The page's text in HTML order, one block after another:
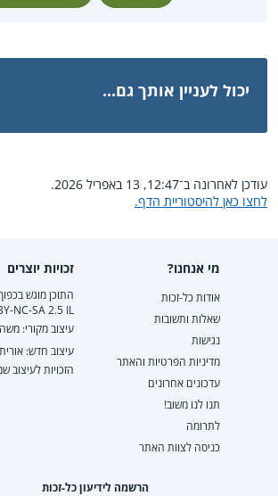
יכול לעניין אותך גם...
עודכן לאחרונה ב־12:47, 13 באפריל 2026.
לחצו כאן להיסטוריית הדף.
מי אנחנו?
אודות כל-זכות
שאלות ותשובות
נגישות
מדיניות הפרטיות והאתר
עדכונים אחרונים
תנו לנו משוב!
לתרומה
כניסה לצוות האתר
זכויות יוצרים
NC-SA 2.5 IL.
עיצוב מקורי:
עיצוב חדש:
הזכויות לעיצוב
הרשמה לידיעון כל-זכות